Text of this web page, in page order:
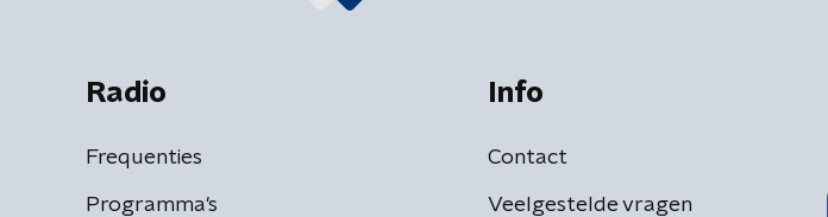
Radio
Frequenties
Programma's
Info
Contact
Veelgestelde vragen